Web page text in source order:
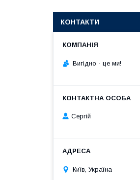
КОНТАКТИ
Вигiдно - це ми!
Сергій
Київ, Україна